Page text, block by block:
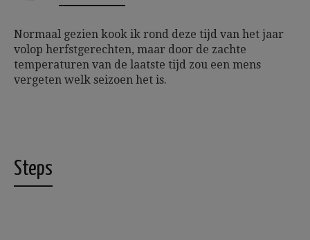
Normaal gezien kook ik rond deze tijd van het jaar
volop herfstgerechten, maar door de zachte
temperaturen van de laatste tijd zou een mens
vergeten welk seizoen het is.
Steps